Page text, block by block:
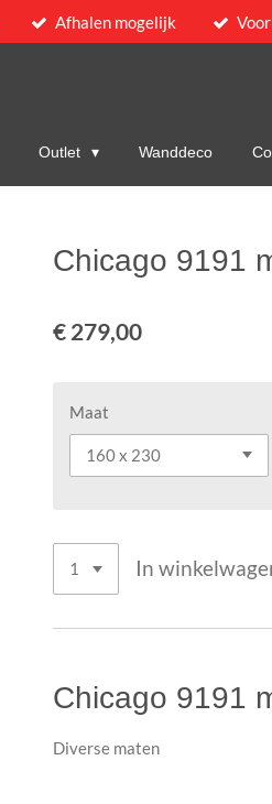
Afhalen mogelijk
Outlet Wanddeco
Chicago 9191
€ 279,00
Maat
In
Chicago 9191
Diverse maten